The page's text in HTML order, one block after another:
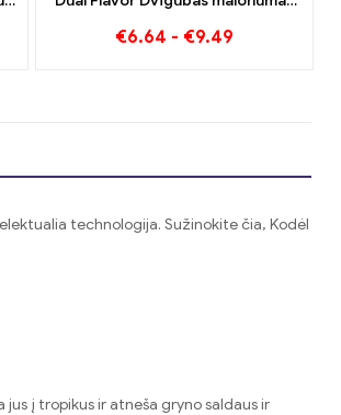
obuolių avietėmis
€6.64 - €9.49
technologija. Sužinokite čia, Kodėl
jus į tropikus ir atneša gryno saldaus ir